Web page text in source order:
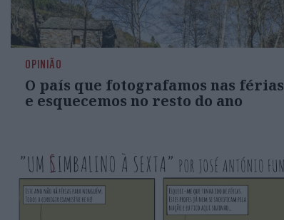
OPINIÃO
O país que fotografamos nas férias
e esquecemos no resto do ano